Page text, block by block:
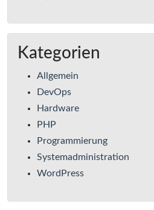
Kategorien
Allgemein
DevOps
Hardware
PHP
Programmierung
Systemadministration
WordPress